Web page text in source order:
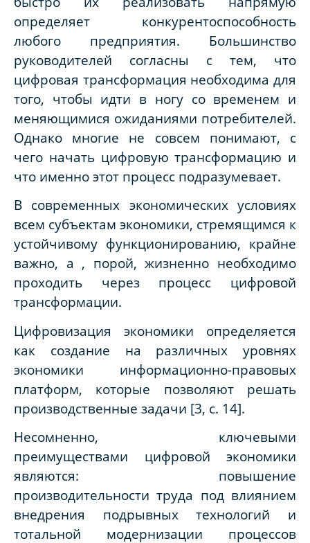
определяет конкурентоспособность
любого предприятия. Большинство
руководителей согласны с тем, что
цифровая трансформация необходима для
того, чтобы идти в ногу со временем и
меняющимися ожиданиями потребителей.
Однако многие не совсем понимают, с
чего начать цифровую трансформацию и
что именно этот процесс подразумевает.
В современных экономических условиях
всем субъектам экономики, стремящимся к
устойчивому функционированию, крайне
важно, а , порой, жизненно необходимо
проходить через процесс цифровой
трансформации.
Цифровизация экономики определяется
как создание на различных уровнях
экономики информационно-правовых
платформ, которые позволяют решать
производственные задачи [3, c. 14].
Несомненно, ключевыми
преимуществами цифровой экономики
являются: повышение
производительности труда под влиянием
внедрения подрывных технологий и
тотальной модернизации процессов